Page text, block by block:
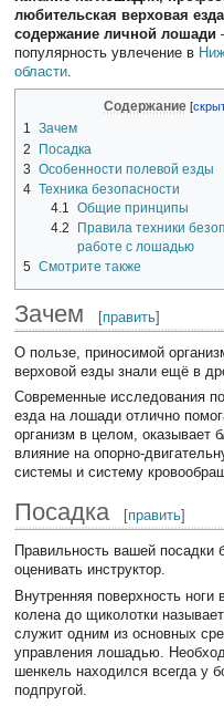
любительская верховая
содержание личной лошади
популярность увлечение в
области.
Содержание
1
Зачем
2
Посадка
3
Особенности полевой езды
4 Техника безопасности
4.1 Общие принципы
4.2
Правила техники
работе с лошадью
5 Смотрите также
Зачем [править]
О пользе, приносимой
верховой езды знали ещё в
Современные исследования
езда на лошади отлично
организм в целом, оказывает
влияние на опорно-
системы и систему
Посадка [править]
Правильность вашей посадки
оценивать инструктор.
Внутренняя поверхность ноги
колена до щиколотки
служит одним из основных
управления лошадью.
шенкель находился всегда у
подпругой.